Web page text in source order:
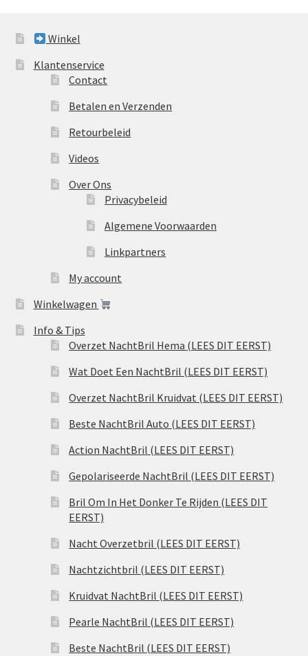
Winkel
Klantenservice
Contact
Betalen en Verzenden
Retourbeleid
Videos
Over Ons
Privacybeleid
Algemene Voorwaarden
Linkpartners
My account
Winkelwagen
Info & Tips
Overzet NachtBril Hema (LEES DIT EERST)
Wat Doet Een NachtBril (LEES DIT EERST)
Overzet NachtBril Kruidvat (LEES DIT EERST)
Beste NachtBril Auto (LEES DIT EERST)
Action NachtBril (LEES DIT EERST)
Gepolariseerde NachtBril (LEES DIT EERST)
Bril Om In Het Donker Te Rijden (LEES DIT
EERST)
Nacht Overzetbril (LEES DIT EERST)
Nachtzichtbril (LEES DIT EERST)
Kruidvat NachtBril (LEES DIT EERST)
Pearle NachtBril (LEES DIT EERST)
Beste NachtBril (LEES DIT EERST)